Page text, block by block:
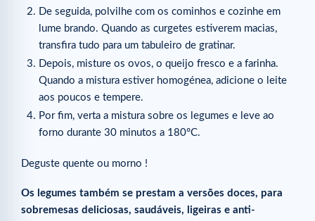
De seguida, polvilhe com os cominhos e cozinhe em
lume brando. Quando as curgetes estiverem macias,
transfira tudo para um tabuleiro de gratinar.
Depois, misture os ovos, o queijo fresco e a farinha.
Quando a mistura estiver homogénea, adicione o leite
aos poucos e tempere.
Por fim, verta a mistura sobre os legumes e leve ao
forno durante 30 minutos a 180°C.
Deguste quente ou morno !
Os legumes também se prestam a versões doces, para
sobremesas deliciosas, saudáveis, ligeiras e anti-